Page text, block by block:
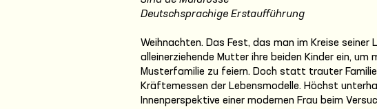
Deutschsprachige Erstaufführung
Weihnachten. Das Fest, das man im Kreise
alleinerziehende Mutter ihre beiden Kinder ein, um
Musterfamilie zu feiern. Doch statt trauter
Kräftemessen der Lebensmodelle. Höchst
Innenperspektive einer modernen Frau beim